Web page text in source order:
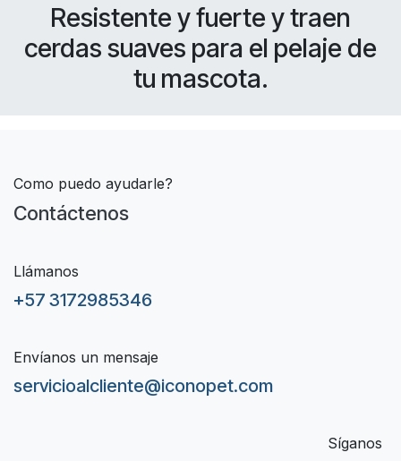
Resistente y fuerte y traen
cerdas suaves para el pelaje de
tu mascota.
Como puedo ayudarle?
Contáctenos
Llámanos
+57 3172985346
Envíanos un mensaje
servicioalcliente@iconopet.com
Síganos